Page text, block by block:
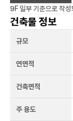
9F 일부 기준으로 작
건축물 정보
규모
연면적
건축면적
주 용도